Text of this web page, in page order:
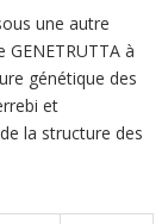
une autre
à
génétique des
et
la structure des